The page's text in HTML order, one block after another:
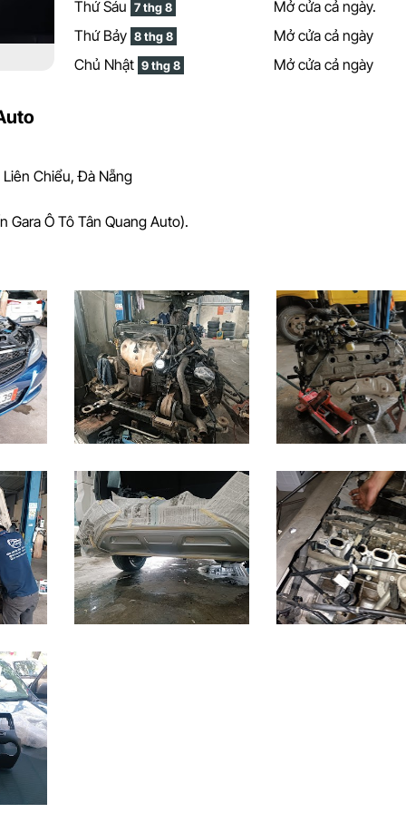
Thứ Sáu 7 thg 8
Mở cửa cả ngày.
Thứ Bảy 8 thg 8
Mở cửa cả ngày
Chủ Nhật 9 thg 8 Mở cửa cả ngày
Chiểu, Đà Nẵng
Ô Tô Tân Quang Auto).